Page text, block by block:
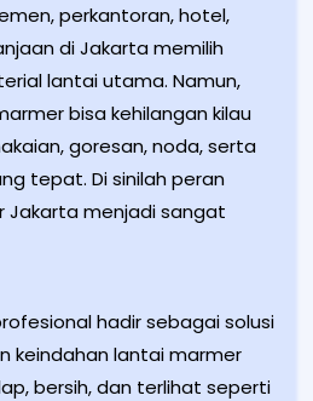
perkantoran, hotel,
di Jakarta memilih
lantai utama. Namun,
bisa kehilangan kilau
goresan, noda, serta
tepat. Di sinilah peran
Jakarta menjadi sangat
hadir sebagai solusi
keindahan lantai marmer
bersih, dan terlihat seperti